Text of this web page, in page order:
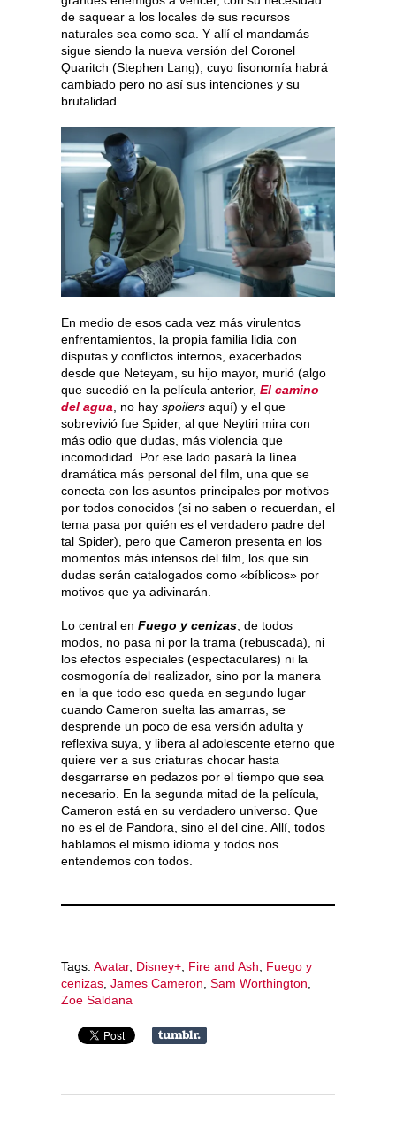
de saquear a los locales de sus recursos
naturales sea como sea. Y allí el mandamás
sigue siendo la nueva versión del Coronel
Quaritch (Stephen Lang), cuyo fisonomía habrá
cambiado pero no así sus intenciones y su
brutalidad.
En medio de esos cada vez más virulentos
enfrentamientos, la propia familia lidia con
disputas y conflictos internos, exacerbados
desde que Neteyam, su hijo mayor, murió (algo
que sucedió en la película anterior, El camino
del agua , no hay spoilers aquí) y el que
sobrevivió fue Spider, al que Neytiri mira con
más odio que dudas, más violencia que
incomodidad. Por ese lado pasará la línea
dramática más personal del film, una que se
conecta con los asuntos principales por motivos
por todos conocidos (si no saben o recuerdan, el
tema pasa por quién es el verdadero padre del
tal Spider), pero que Cameron presenta en los
momentos más intensos del film, los que sin
dudas serán catalogados como «bíblicos» por
motivos que ya adivinarán.
Lo central en Fuego y cenizas , de todos
modos, no pasa ni por la trama (rebuscada), ni
los efectos especiales (espectaculares) ni la
cosmogonía del realizador, sino por la manera
en la que todo eso queda en segundo lugar
cuando Cameron suelta las amarras, se
desprende un poco de esa versión adulta y
reflexiva suya, y libera al adolescente eterno que
quiere ver a sus criaturas chocar hasta
desgarrarse en pedazos por el tiempo que sea
necesario. En la segunda mitad de la película,
Cameron está en su verdadero universo. Que
no es el de Pandora, sino el del cine. Allí, todos
hablamos el mismo idioma y todos nos
entendemos con todos.
Tags: Avatar, Disney+ Fire and Ash
Fuego y
cenizas James Cameron Sam Worthington
Zoe Saldana